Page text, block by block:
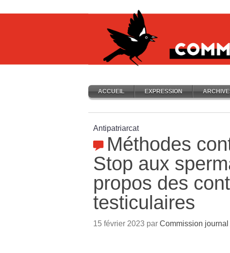
ACCUEIL EXPRESSION
Antipatriarcat
Méthodes
Stop aux
propos des
testiculaires
15 février 2023 par Commission journal